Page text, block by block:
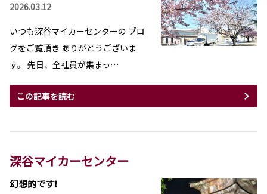
2026.03.12
いつも深谷マイカーセンターの ブロ
グをご覧頂き ありがとうございま
す。 先日、全社員が集まっ…
この記事を読む
深谷マイカーセンター
幻想的です❗